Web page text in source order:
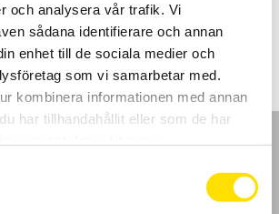
och analysera vår trafik. Vi
sådana identifierare och annan
enhet till de sociala medier och
som vi samarbetar med.
kombinera informationen med annan
har tillhandahållit eller som de har
kr LÄS MER